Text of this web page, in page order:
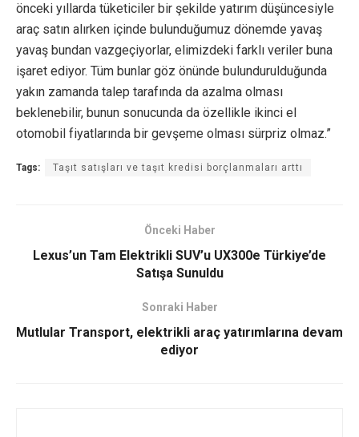
önceki yıllarda tüketiciler bir şekilde yatırım düşüncesiyle
araç satın alırken içinde bulunduğumuz dönemde yavaş
yavaş bundan vazgeçiyorlar, elimizdeki farklı veriler buna
işaret ediyor. Tüm bunlar göz önünde bulundurulduğunda
yakın zamanda talep tarafında da azalma olması
beklenebilir, bunun sonucunda da özellikle ikinci el
otomobil fiyatlarında bir gevşeme olması sürpriz olmaz.”
Tags: Taşıt satışları ve taşıt kredisi borçlanmaları arttı
Önceki Haber
Lexus’un Tam Elektrikli SUV’u UX300e Türkiye’de
Satışa Sunuldu
Sonraki Haber
Mutlular Transport, elektrikli araç yatırımlarına devam
ediyor